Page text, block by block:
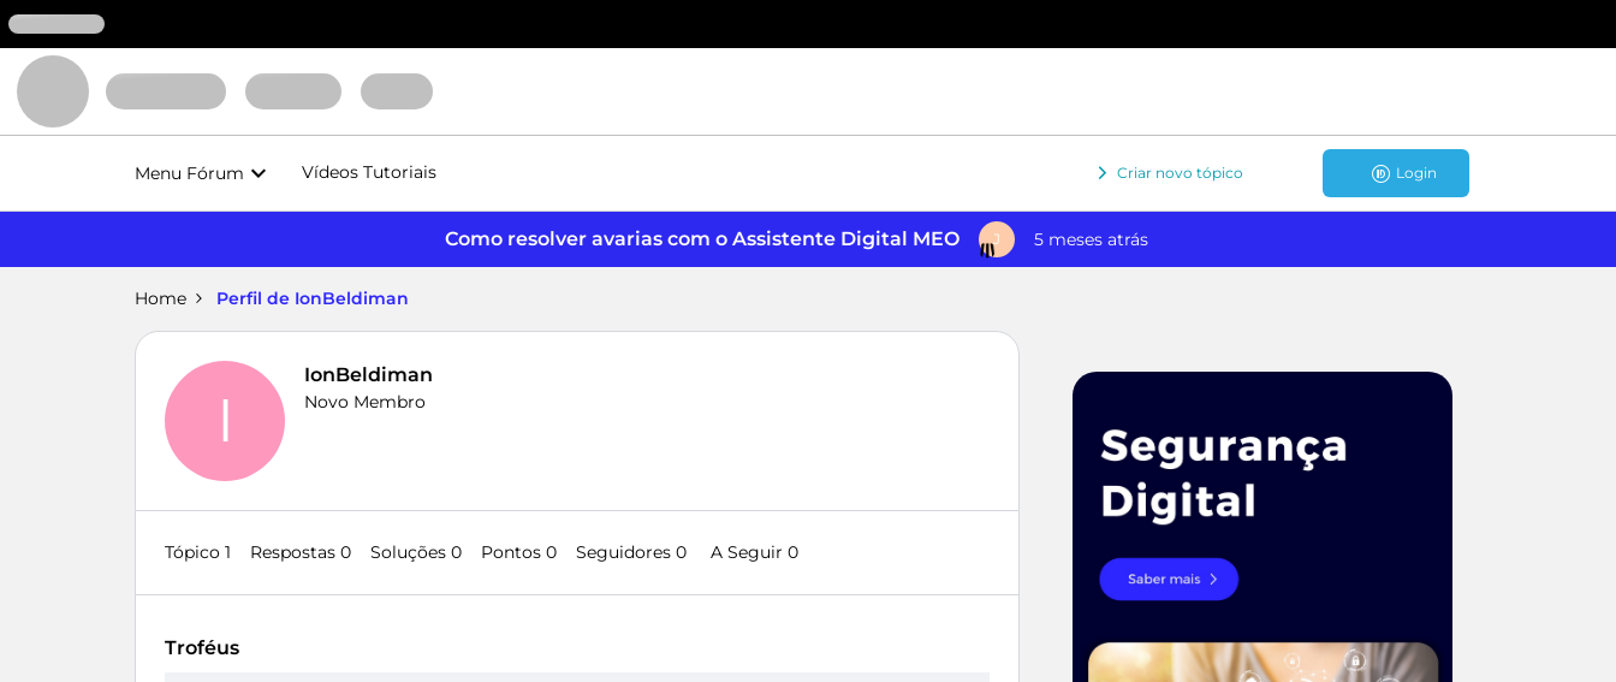
Menu Fórum Vídeos Tutoriais Criar novo tópico Login
Como resolver avarias com o Assistente Digital MEO J 5 meses atrás
Home Perfil de IonBeldiman
I
IonBeldiman
Novo Membro
Tópico 1 Respostas 0 Soluções 0 Pontos 0 Seguidores 0 A Seguir 0
Troféus